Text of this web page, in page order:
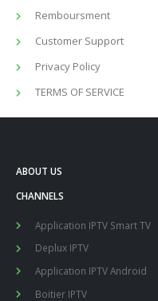
Remboursment
Customer Support
Privacy Policy
TERMS OF SERVICE
ABOUT US
CHANNELS
Application IPTV Smart TV
Deplux IPTV
Application IPTV Android
Boitier IPTV